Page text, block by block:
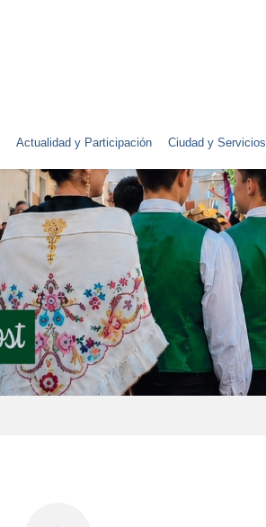
Actualidad y Participación Ciudad y Servicios